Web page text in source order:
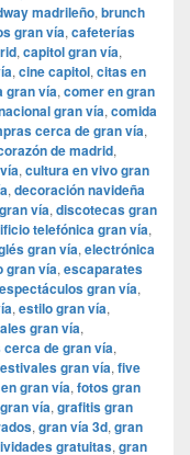
madrileño, brunch
gran vía, cafeterías
, capitol gran vía,
, cine capitol, citas en
gran vía, comer en gran
gran vía, comida
cerca de gran vía,
de madrid,
, cultura en vivo gran
, decoración navideña
vía, discotecas gran
telefónica gran vía,
gran vía, electrónica
gran vía, escaparates
espectáculos gran vía,
, estilo gran vía,
gran vía,
de gran vía,
gran vía, five
gran vía, fotos gran
vía, grafitis gran
, gran vía 3d, gran
gratuitas, gran